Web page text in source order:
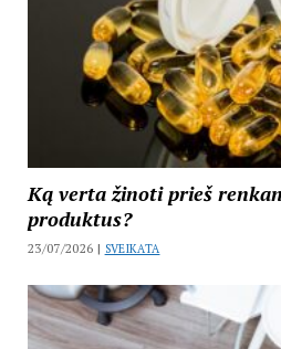
Ką verta žinoti prieš
produktus?
23/07/2026 | SVEIKATA